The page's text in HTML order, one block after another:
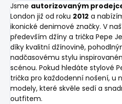
Jsme autorizovaným
London již od roku 2012 a
ikonické denimové značky. V
především džíny a trička Pepe
díky kvalitní džínovině,
nadčasovému stylu
scénou. Pokud hledáte stylové
trička pro každodenní nošení, u
modely, které skvěle sedí a
outfitem.